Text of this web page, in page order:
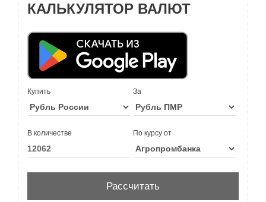
КАЛЬКУЛЯТОР ВАЛЮТ
Купить За
В количестве По курсу от